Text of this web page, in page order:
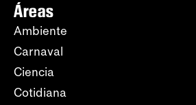
Áreas
Ambiente
Carnaval
Ciencia
Cotidiana